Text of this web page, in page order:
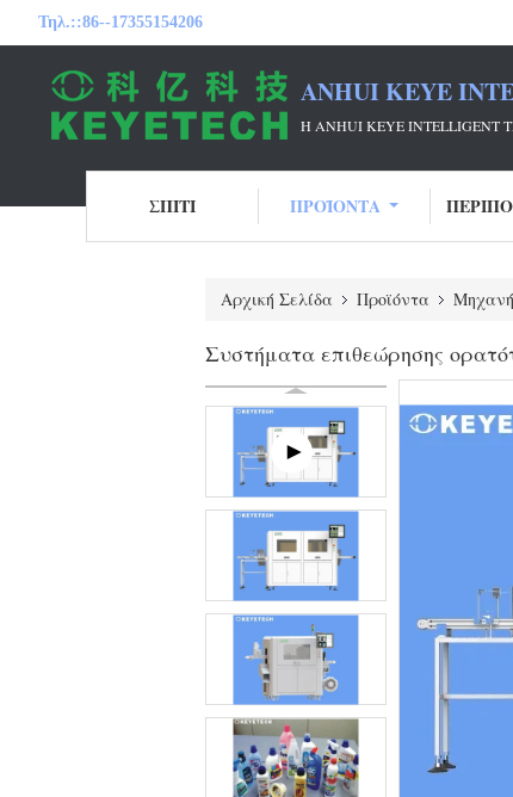
Τηλ.::86--17355154206
ANHUI KEYE
Η ANHUI KEYE
ΣΠΊΤΙ ΠΡΟΪΌΝΤΑ
Αρχική Σελίδα Προϊόντα
Συστήματα επιθεώρησης